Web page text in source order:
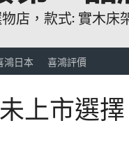
店，款式: 實木床
鴻日本 喜鴻評價
上市選擇